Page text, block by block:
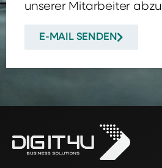
unserer Mitarbeiter
E-MAIL SENDEN